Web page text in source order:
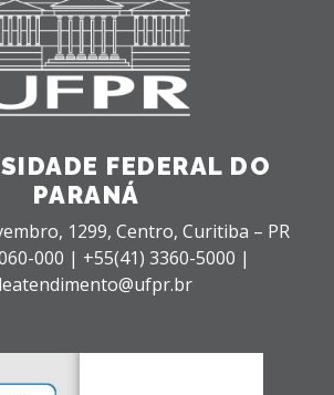
FEDERAL DO
PARANÁ
1299, Centro, Curitiba – PR
000 | +55(41) 3360-5000 |